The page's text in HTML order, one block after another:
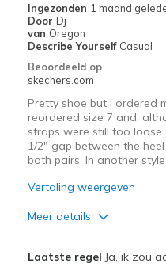
Ingezonden 1 maand
Door Dj
van Oregon
Describe Yourself Casual
Beoordeeld op
skechers.com
Pretty shoe but I ordered
reordered size 7 and,
straps were still too
1/2" gap between the
both pairs. In another
Vertaling weergeven
Meer details
Laatste regel Ja, ik zou